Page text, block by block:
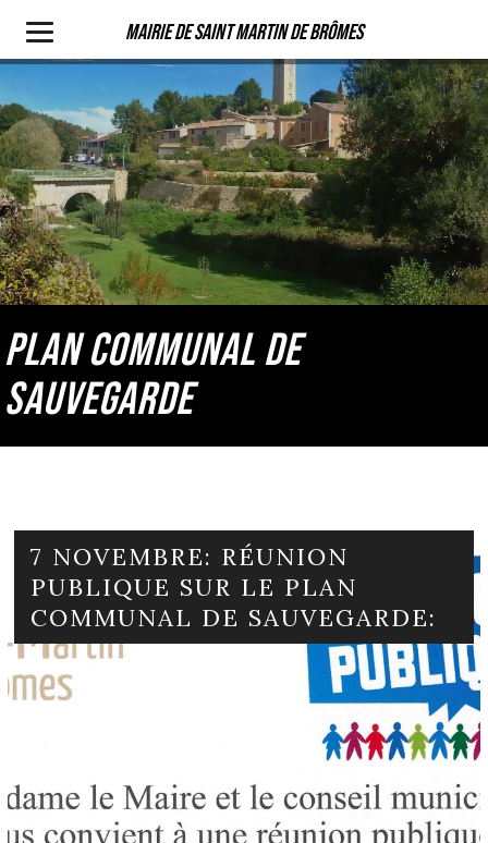
Mairie de Saint Martin de Brômes
PLAN COMMUNAL DE
SAUVEGARDE
7 NOVEMBRE: RÉUNION
PUBLIQUE SUR LE PLAN
COMMUNAL DE SAUVEGARDE: